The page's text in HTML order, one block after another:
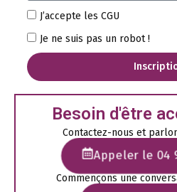
J’accepte les CGU
Je ne suis pas un robot !
Besoin d'être
Contactez-nous et
Appeler le 04
Commençons une